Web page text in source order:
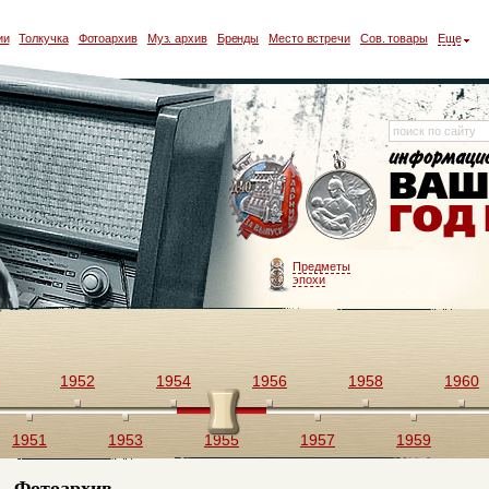
Толкучка Фотоархив Муз. архив Бренды Место встречи Сов. товары Еще
Предметы
эпохи
1951
1952
1953
1954
1955
1956
1957
1958
1959
1960